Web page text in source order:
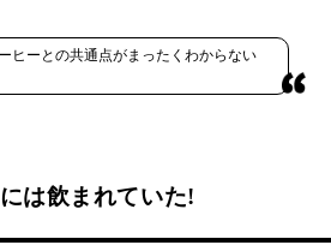
ヒーとの共通点がまったくわからない
は飲まれていた!